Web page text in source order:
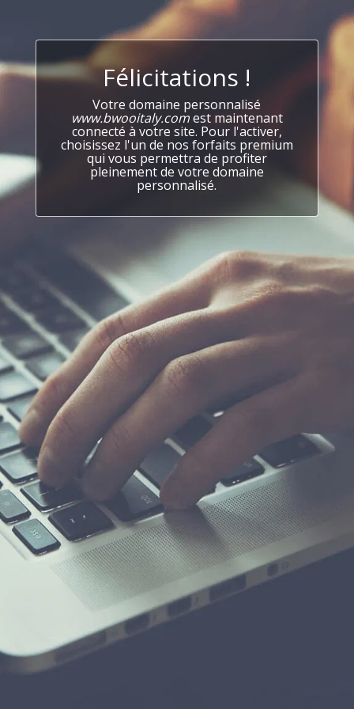
Félicitations !
Votre domaine personnalisé
www.bwooitaly.comest maintenant
connecté à votre site. Pour l'activer,
choisissez l'un de nos forfaits premium
qui vous permettra de profiter
pleinement de votre domaine
personnalisé.